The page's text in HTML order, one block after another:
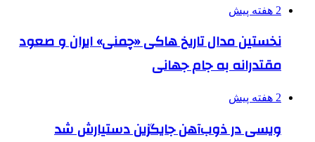
2 هفته پیش
نخستین مدال تاریخ هاکی «چمنی» ایران و صعود
مقتدرانه به جام جهانی
2 هفته پیش
ویسی در ذوب‌آهن جایگزین دستیارش شد